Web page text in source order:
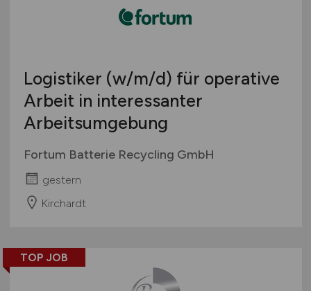
Logistiker (w/m/d) für operative
Arbeit in interessanter
Arbeitsumgebung
Fortum Batterie Recycling GmbH
gestern
Kirchardt
TOP JOB